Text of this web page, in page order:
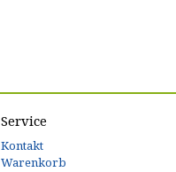
Service
Kontakt
Warenkorb